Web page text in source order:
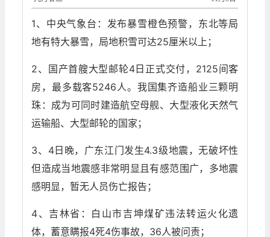
1、中央气象台：发布暴雪橙色预警，东北等局
地有特大暴雪，局地积雪可达25厘米以上；
2、国产首艘大型邮轮4日正式交付，2125间客
房，最多载客5246人。我国集齐造船业三颗明
珠：成为可同时建造航空母舰、大型液化天然气
运输船、大型邮轮的国家；
3、4日晚，广东江门发生4.3级地震，无破坏性
但造成当地震感非常明显且有感范围广，多地震
感明显，暂无人员伤亡报告；
4、吉林省：白山市吉坤煤矿违法转运火化遗
体，蓄意瞒报4死4伤事故，36人被问责；